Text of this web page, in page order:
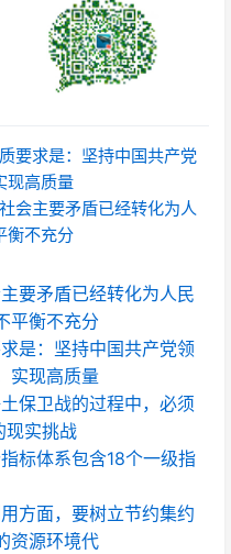
要求是：坚持中国共产党
现高质量
会主要矛盾已经转化为人
衡不充分
要矛盾已经转化为人民
平衡不充分
是：坚持中国共产党领
实现高质量
保卫战的过程中，必须
现实挑战
标体系包含18个一级指
方面，要树立节约集约
资源环境代